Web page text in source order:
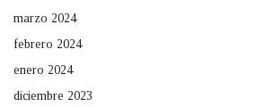
marzo 2024
febrero 2024
enero 2024
diciembre 2023